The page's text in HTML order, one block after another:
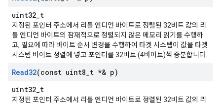
uint32_t
지정된 포인터 주소에서 리틀 엔디언 바이트로 정렬된 32비트 값의 리
틀 엔디언 바이트의 잠재적으로 정렬되지 않은 메모리 읽기를 수행하
고, 필요에 따라 바이트 순서 변경을 수행하여 타겟 시스템이 값을 타겟
시스템 바이트 정렬에 넣고 포인터를 32비트 (4바이트)씩 증분합니다.
Read32(const uint8 t *& p)
uint32_t
지정된 포인터 주소에서 리틀 엔디언 바이트로 정렬된 32비트 값의 리